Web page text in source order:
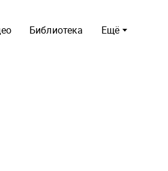
Ещё
Библиотека